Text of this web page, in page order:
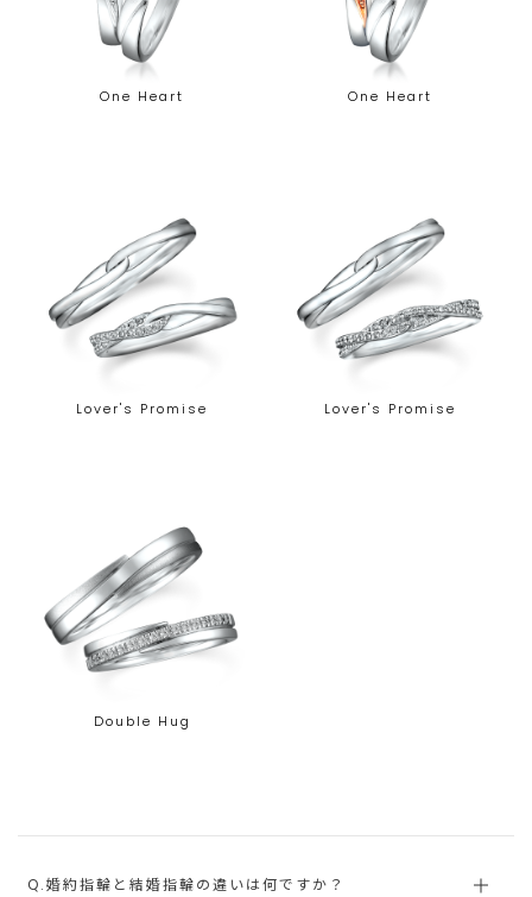
One Heart One Heart
Lover's Promise Lover's Promise
Double Hug
Q.婚約指輪と結婚指輪の違いは何ですか？